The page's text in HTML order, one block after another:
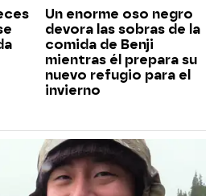
Un enorme oso negro
devora las sobras de la
comida de Benji
mientras él prepara su
nuevo refugio para el
invierno